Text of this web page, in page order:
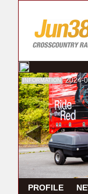
INFORMATION 2024-
PROFILE